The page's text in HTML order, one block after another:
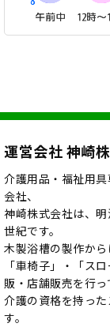
運営会社 神崎
介護用品・福祉用
会社、
神崎株式会社は、
世紀です。
木製浴槽の製作か
「車椅子」・「ス
販・店舗販売を行っ
介護の資格を持っ
す。